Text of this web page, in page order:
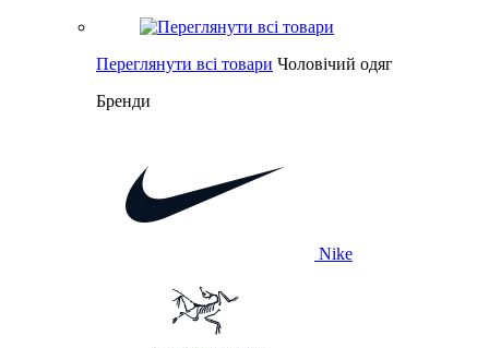
Переглянути всі товари Чоловічий одяг
Бренди
Nike